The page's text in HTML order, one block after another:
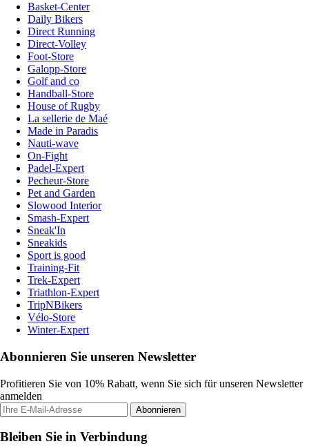
Basket-Center
Daily Bikers
Direct Running
Direct-Volley
Foot-Store
Galopp-Store
Golf and co
Handball-Store
House of Rugby
La sellerie de Maé
Made in Paradis
Nauti-wave
On-Fight
Padel-Expert
Pecheur-Store
Pet and Garden
Slowood Interior
Smash-Expert
Sneak'In
Sneakids
Sport is good
Training-Fit
Trek-Expert
Triathlon-Expert
TripNBikers
Vélo-Store
Winter-Expert
Abonnieren Sie unseren Newsletter
Profitieren Sie von 10% Rabatt, wenn Sie sich für unseren Newsletter
anmelden
Abonnieren
Bleiben Sie in Verbindung